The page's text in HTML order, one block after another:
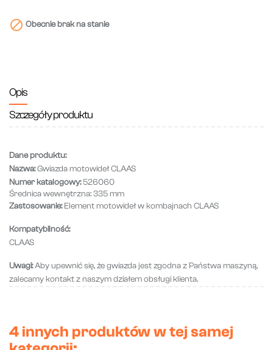
 Obecnie brak na stanie
Opis
Szczegóły produktu
Dane produktu:
Nazwa:Gwiazda motowideł CLAAS
Numer katalogowy:526060
Średnica wewnętrzna:335 mm
Zastosowanie:Element motowideł w kombajnach CLAAS
Kompatybilność:
CLAAS
Uwagi:Aby upewnić się, że gwiazda jest zgodna z Państwa maszyną,
zalecamy kontakt z naszym działem obsługi klienta.
4 innych produktów w tej samej